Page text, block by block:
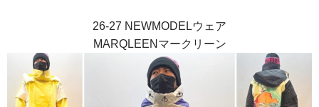
26-27 NEWMODELウェア
MARQLEENマークリーン